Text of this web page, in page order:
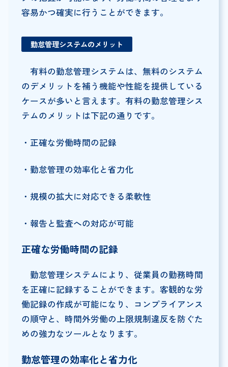
容易かつ確実に行うことができます。
勤怠管理システムのメリット
有料の勤怠管理システムは、無料のシステム
のデメリットを補う機能や性能を提供している
ケースが多いと言えます。有料の勤怠管理シス
テムのメリットは下記の通りです。
・正確な労働時間の記録
・勤怠管理の効率化と省力化
・規模の拡大に対応できる柔軟性
・報告と監査への対応が可能
正確な労働時間の記録
勤怠管理システムにより、従業員の勤務時間
を正確に記録することができます。客観的な労
働記録の作成が可能になり、コンプライアンス
の順守と、時間外労働の上限規制違反を防ぐた
めの強力なツールとなります。
勤怠管理の効率化と省力化